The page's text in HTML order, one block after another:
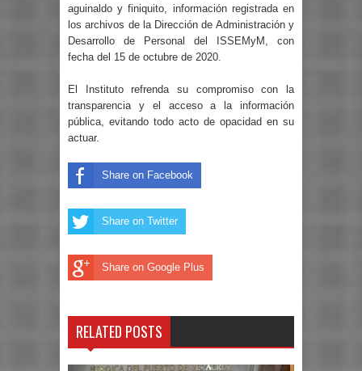
aguinaldo y finiquito, información registrada en
los archivos de la Dirección de Administración y
Desarrollo de Personal del ISSEMyM, con
fecha del 15 de octubre de 2020.
El Instituto refrenda su compromiso con la
transparencia y el acceso a la información
pública, evitando todo acto de opacidad en su
actuar.
Share on Facebook
Share on Twitter
Share on Google Plus
RELATED POSTS